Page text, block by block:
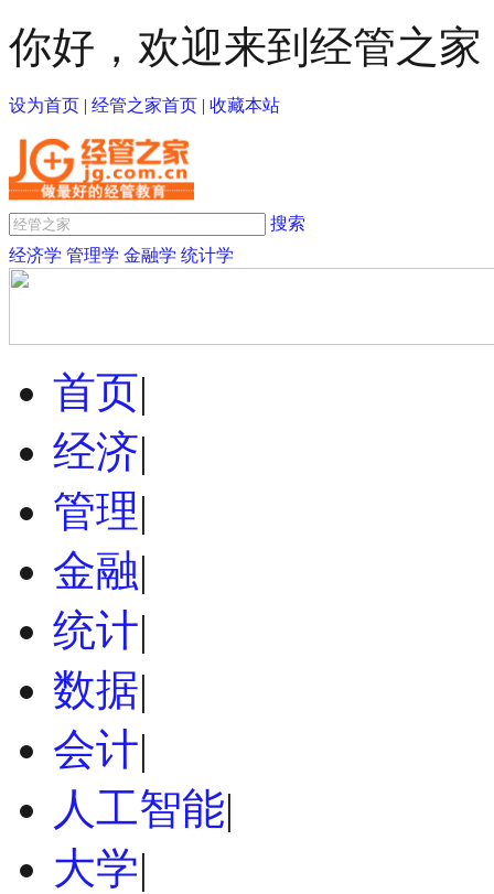
你好，欢迎来到经管之家
设为首页 | 经管之家首页 | 收藏本站
搜索
经济学 管理学 金融学 统计学
首页|
经济|
管理|
金融|
统计|
数据|
会计|
人工智能|
大学|